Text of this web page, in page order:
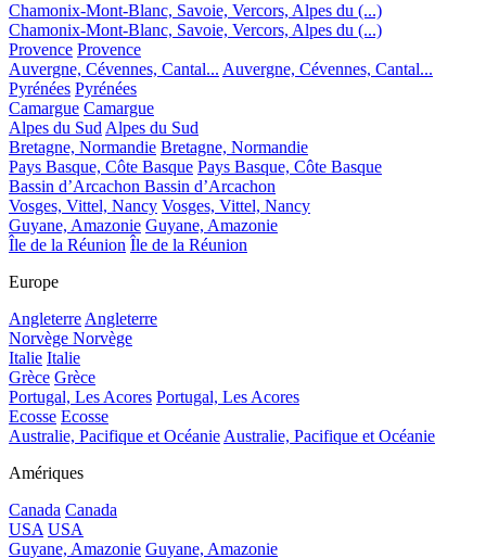
Chamonix-Mont-Blanc, Savoie, Vercors, Alpes du (...)
Chamonix-Mont-Blanc, Savoie, Vercors, Alpes du (...)
Provence Provence
Auvergne, Cévennes, Cantal... Auvergne, Cévennes, Cantal...
Pyrénées Pyrénées
Camargue Camargue
Alpes du SudAlpes du Sud
Bretagne, Normandie Bretagne, Normandie
Pays Basque, Côte Basque Pays Basque, Côte Basque
Bassin d’Arcachon Bassin d’Arcachon
Vosges, Vittel, Nancy Vosges, Vittel, Nancy
Guyane, Amazonie Guyane, Amazonie
Île de la Réunion Île de la Réunion
Europe
AngleterreAngleterre
Norvège Norvège
Italie Italie
Grèce Grèce
Portugal, Les Acores Portugal, Les Acores
Ecosse Ecosse
Australie, Pacifique et OcéanieAustralie, Pacifique et Océanie
Amériques
Canada Canada
USA USA
Guyane, Amazonie Guyane, Amazonie